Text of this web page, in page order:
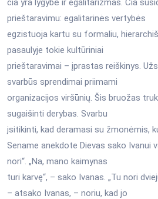
čia yra lygybė ir egalitarizmas. Čia
prieštaravimu: egalitarinės vertybės
egzistuoja kartu su formaliu,
pasaulyje tokie kultūriniai
prieštaravimai – įprastas reiškinys.
svarbūs sprendimai priimami
organizacijos viršūnių. Šis bruožas
sugaišinti derybas. Svarbu
įsitikinti, kad deramasi su žmonėmis,
Sename anekdote Dievas sako Ivanui
nori“. „Na, mano kaimynas
turi karvę“, – sako Ivanas. „Tu nori
– atsako Ivanas, – noriu, kad jo